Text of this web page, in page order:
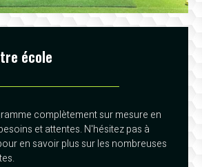
école
complètement sur mesure en
et attentes. N'hésitez pas à
en savoir plus sur les nombreuses